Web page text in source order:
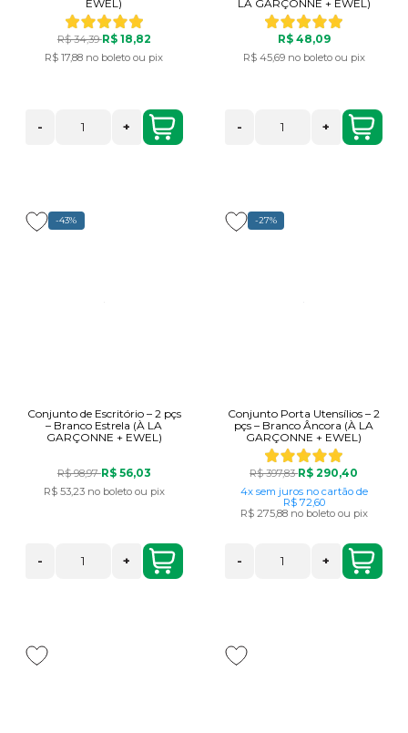
EWEL)
R$ 34,39R$ 18,82
R$ 17,88 no boleto ou pix
- +
LA GARÇONNE + EWEL)
R$ 48,09
R$ 45,69 no boleto ou pix
- +
-43%
Conjunto de Escritório – 2 pçs
– Branco Estrela (À LA
GARÇONNE + EWEL)
R$ 98,97R$ 56,03
R$ 53,23 no boleto ou pix
- +
-27%
Conjunto Porta Utensílios – 2
pçs – Branco Âncora (À LA
GARÇONNE + EWEL)
R$ 397,83R$ 290,40
4x sem juros no cartãode
R$ 72,60
R$ 275,88 no boleto ou pix
- +